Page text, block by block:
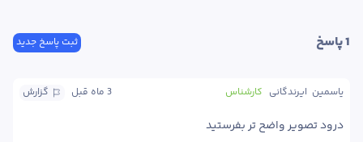
ثبت پاسخ جدید 1 پاسخ
گزارش 3 ماه قبل کارشناس یاسمین  ایرندگانی